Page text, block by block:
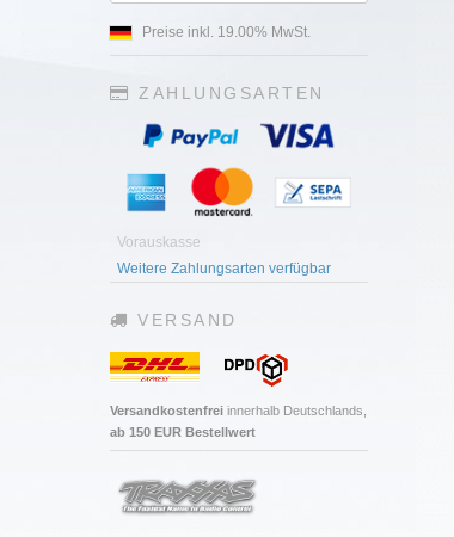
Preise inkl. 19.00% MwSt.
ZAHLUNGSARTEN
Vorauskasse
Weitere Zahlungsarten verfügbar
VERSAND
Versandkostenfrei innerhalb Deutschlands,
ab 150 EUR Bestellwert